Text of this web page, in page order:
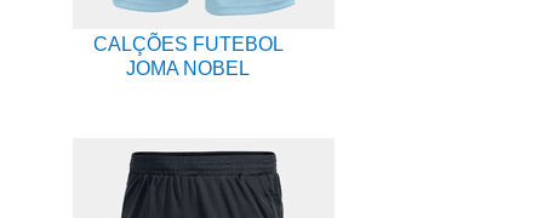
CALÇÕES FUTEBOL
JOMA NOBEL